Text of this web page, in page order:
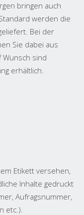
bringen auch
werden die
Bei der
Sie dabei aus
Wunsch sind
erhältlich.
Etikett versehen,
Inhalte gedruckt
Aufragsnummer,
etc.).